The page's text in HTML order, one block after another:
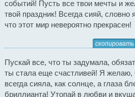
событий! Пусть все твои мечты и
твой праздник! Всегда сияй,
что этот мир невероятно прекрасен!
скопировать
Пускай все, что ты задумала,
ты стала еще счастливей! Я желаю,
всегда сияла, как солнце, а глаза
бриллианта! Утопай в любви и